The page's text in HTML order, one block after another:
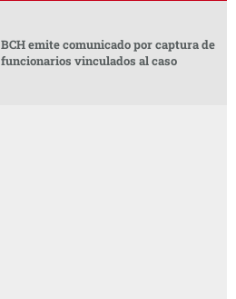
BCH emite comunicado por captura de
funcionarios vinculados al caso